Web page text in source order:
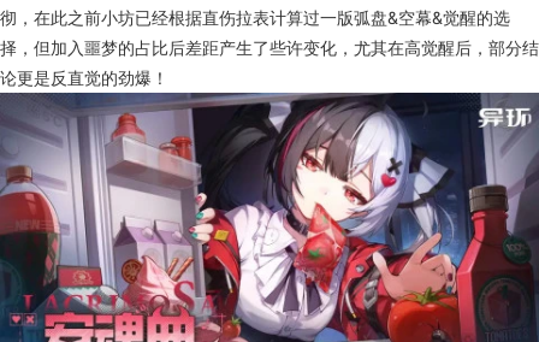
彻，在此之前小坊已经根据直伤拉表计算过一版弧盘&空幕&觉醒的选
择，但加入噩梦的占比后差距产生了些许变化，尤其在高觉醒后，部分结
论更是反直觉的劲爆！